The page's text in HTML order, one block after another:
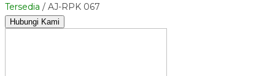
Tersedia / AJ-RPK 067
Hubungi Kami